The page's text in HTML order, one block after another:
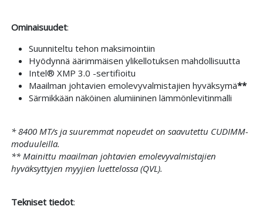
Ominaisuudet:
Suunniteltu tehon maksimointiin
Hyödynnä äärimmäisen ylikellotuksen mahdollisuutta
Intel® XMP 3.0 -sertifioitu
Maailman johtavien emolevyvalmistajien hyväksymä**
Särmikkään näköinen alumiininen lämmönlevitinmalli
* 8400 MT/s ja suuremmat nopeudet on saavutettu CUDIMM-
moduuleilla.
** Mainittu maailman johtavien emolevyvalmistajien
hyväksyttyjen myyjien luettelossa (QVL).
Tekniset tiedot: